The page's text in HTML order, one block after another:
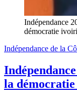
Indépendance
démocratie
Indépendance de la
la